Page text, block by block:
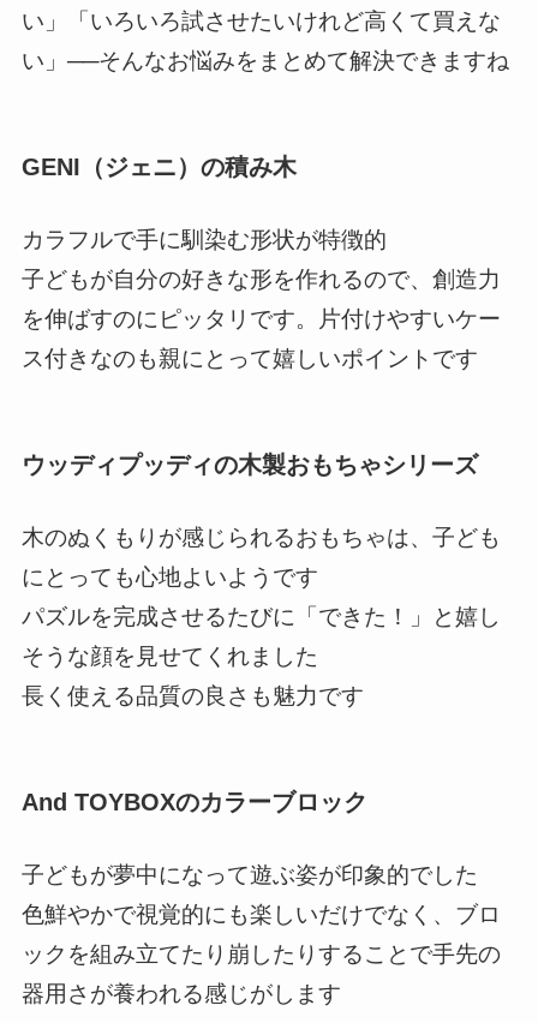
い」「いろいろ試させたいけれど高くて買えな
い」──そんなお悩みをまとめて解決できますね
GENI（ジェニ）の積み木
カラフルで手に馴染む形状が特徴的
子どもが自分の好きな形を作れるので、創造力
を伸ばすのにピッタリです。片付けやすいケー
ス付きなのも親にとって嬉しいポイントです
ウッディプッディの木製おもちゃシリーズ
木のぬくもりが感じられるおもちゃは、子ども
にとっても心地よいようです
パズルを完成させるたびに「できた！」と嬉し
そうな顔を見せてくれました
長く使える品質の良さも魅力です
And TOYBOXのカラーブロック
子どもが夢中になって遊ぶ姿が印象的でした
色鮮やかで視覚的にも楽しいだけでなく、ブロ
ックを組み立てたり崩したりすることで手先の
器用さが養われる感じがします